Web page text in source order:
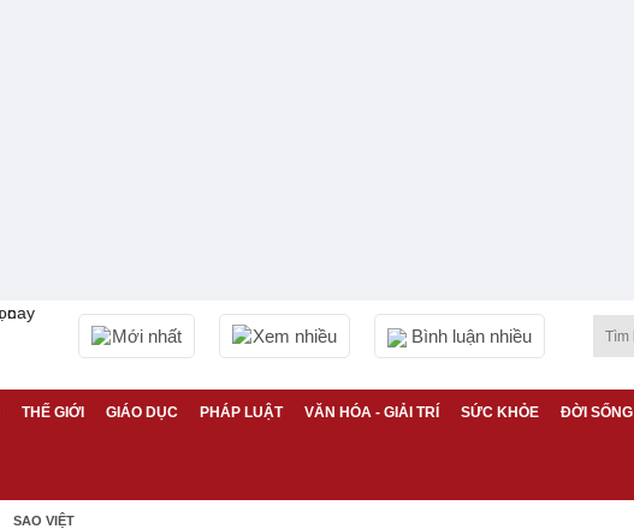
Mới nhất Xem nhiều Bình luận nhiều
THẾ GIỚI GIÁO DỤC PHÁP LUẬT VĂN HÓA - GIẢI TRÍ SỨC KHỎE ĐỜI SỐNG
SAO VIỆT